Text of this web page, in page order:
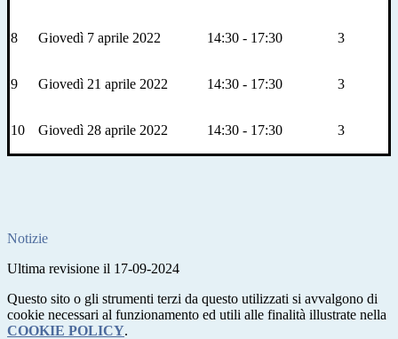
8 Giovedì 7 aprile 2022 14:30 - 17:30 3
9 Giovedì 21 aprile 2022 14:30 - 17:30 3
10 Giovedì 28 aprile 2022 14:30 - 17:30 3
Notizie
Ultima revisione il 17-09-2024
Questo sito o gli strumenti terzi da questo utilizzati si avvalgono di
cookie necessari al funzionamento ed utili alle finalità illustrate nella
COOKIE POLICY.